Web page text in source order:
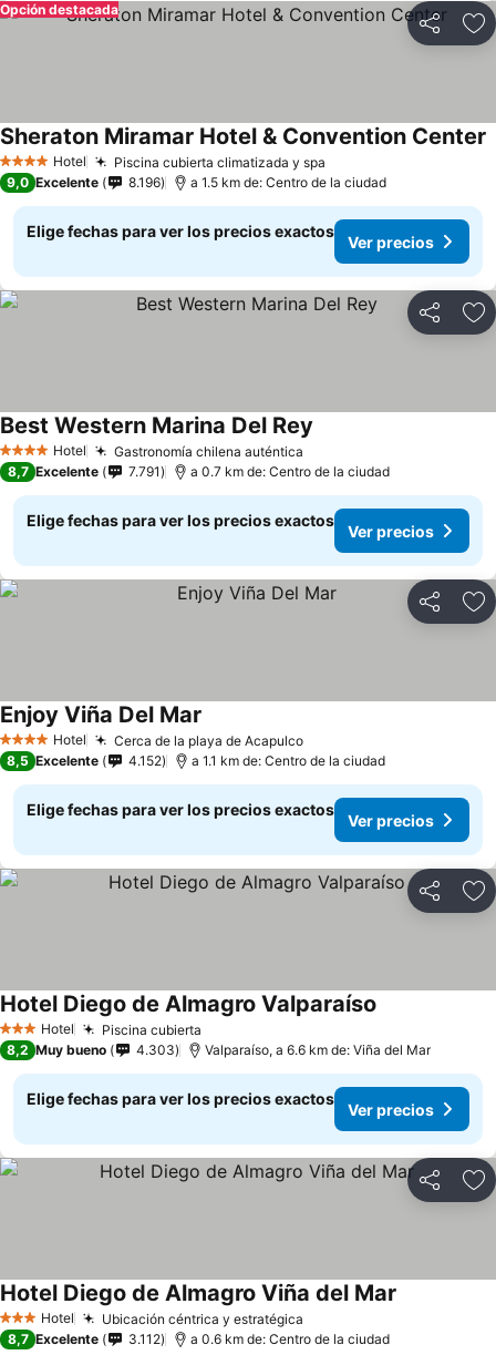
Compartir
Opción destacada
4 EstrellasHotel Piscina cubierta climatizada y spa
Sheraton Miramar Hotel & Convention Center
9,0 Excelente 8.196 a 1.5 km de: Centro de la ciudad
Elige fechas para ver los precios exactos
Ver precios
Compartir
4 EstrellasHotel Gastronomía chilena auténtica
Best Western Marina Del Rey
8,7 Excelente 7.791 a 0.7 km de: Centro de la ciudad
Elige fechas para ver los precios exactos
Ver precios
Compartir
4 EstrellasHotel Cerca de la playa de AcapulcoVer precios
Enjoy Viña Del Mar
8,5 Excelente 4.152 a 1.1 km de: Centro de la ciudad
Elige fechas para ver los precios exactos
Ver precios
Compartir
3 Estrellas
Hotel Piscina cubierta
Hotel Diego de Almagro Valparaíso
8,2 Muy bueno 4.303 Valparaíso, a 6.6 km de: Viña del Mar
Elige fechas para ver los precios exactos
Ver precios
Compartir
3 Estrellas
Hotel Ubicación céntrica y estratégica
Hotel Diego de Almagro Viña del Mar
8,7 Excelente 3.112 a 0.6 km de: Centro de la ciudad